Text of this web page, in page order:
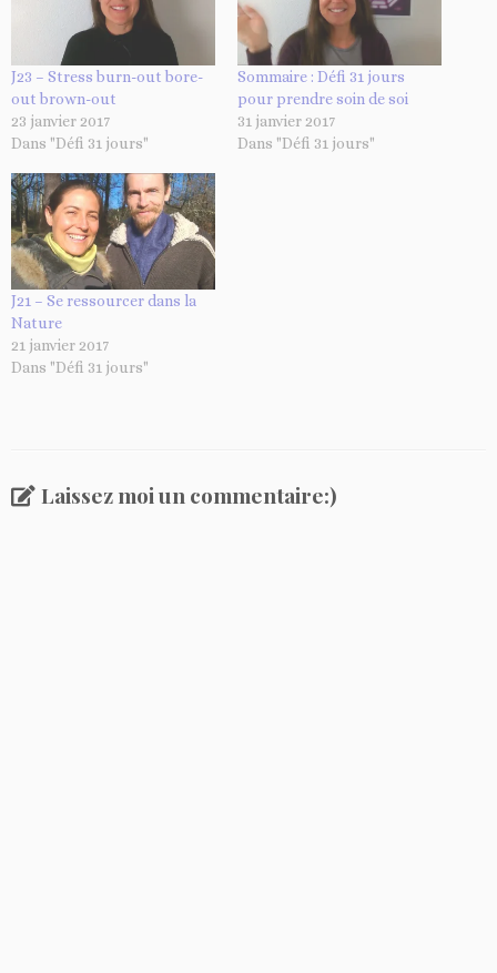
e
n
t
J23 – Stress burn-out bore-
out brown-out
23 janvier 2017
Dans "Défi 31 jours"
Sommaire : Défi 31 jours
pour prendre soin de soi
31 janvier 2017
Dans "Défi 31 jours"
J21 – Se ressourcer dans la
Nature
21 janvier 2017
Dans "Défi 31 jours"
Laissez moi un commentaire:)